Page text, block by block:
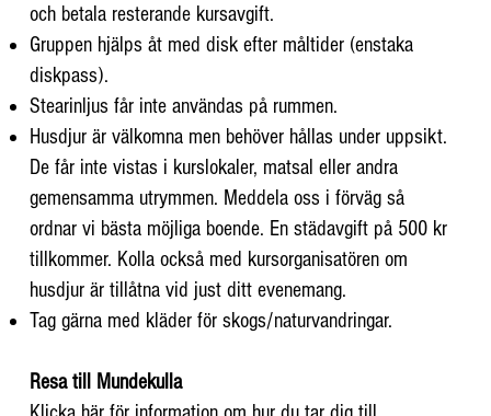
och betala resterande kursavgift.
Gruppen hjälps åt med disk efter måltider (enstaka
diskpass).
Stearinljus får inte användas på rummen.
Husdjur är välkomna men behöver hållas under uppsikt.
De får inte vistas i kurslokaler, matsal eller andra
gemensamma utrymmen. Meddela oss i förväg så
ordnar vi bästa möjliga boende. En städavgift på 500 kr
tillkommer. Kolla också med kursorganisatören om
husdjur är tillåtna vid just ditt evenemang.
Tag gärna med kläder för skogs/naturvandringar.
Resa till Mundekulla